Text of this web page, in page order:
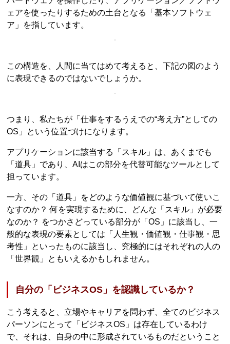
ェアを使ったりするための土台となる「基本ソフトウェ
ア」を指しています。
この構造を、人間に当てはめて考えると、下記の図のよう
に表現できるのではないでしょうか。
つまり、私たちが「仕事をするうえでの“考え方”としての
OS」という位置づけになります。
アプリケーションに該当する「スキル」は、あくまでも
「道具」であり、AIはこの部分を代替可能なツールとして
担っています。
一方、その「道具」をどのような価値観に基づいて使いこ
なすのか？ 何を実現するために、どんな「スキル」が必要
なのか？ をつかさどっている部分が「OS」に該当し、一
般的な表現の要素としては「人生観・価値観・仕事観・思
考性」といったものに該当し、究極的にはそれぞれの人の
「世界観」ともいえるかもしれません。
自分の「ビジネスOS」を認識しているか？
こう考えると、立場やキャリアを問わず、全てのビジネス
パーソンにとって「ビジネスOS」は存在しているわけ
で、それは、自身の中に形成されているものだということ